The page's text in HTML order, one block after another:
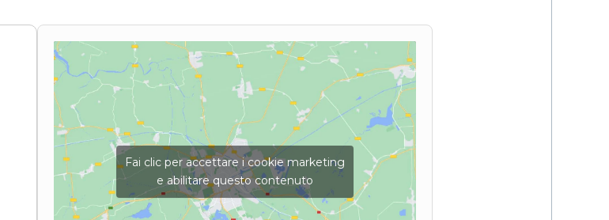
Fai clic per accettare i cookie marketing
e abilitare questo contenuto